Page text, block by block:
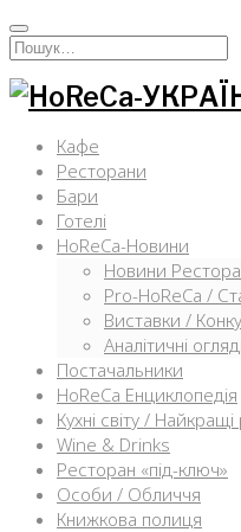
Перейти
кИскать:
Кафе
Ресторани
Бари
Готелі
HoReCa-Новини
Новини
Pro-HoReCa /
Виставки /
Аналітичні
Постачальники
HoReCa Енциклопедія
Кухні світу /
Wine & Drinks
Ресторан «під-ключ»
Особи / Обличчя
Книжкова полиця